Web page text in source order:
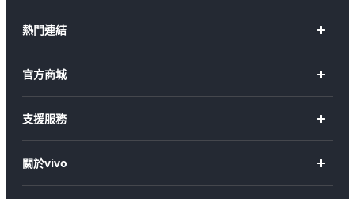
熱門連結
X200 Pro
X200
X200 FE
V50 Lite 5G
官方商城
購買手機
購買配件
支援服務
服務中心
關於vivo